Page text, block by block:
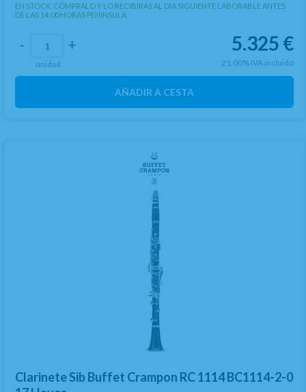
EN STOCK. CÓMPRALO Y LO RECIBIRÁS AL DIA SIGUIENTE LABORABLE ANTES
DE LAS 14:00 HORAS PENINSULA
5.325 €
21.00% IVA incluido
- +
unidad
AÑADIR A CESTA
Clarinete Sib Buffet Crampon RC 1114 BC1114-2-0